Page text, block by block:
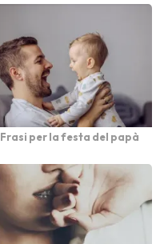
Frasi per la festa del papà